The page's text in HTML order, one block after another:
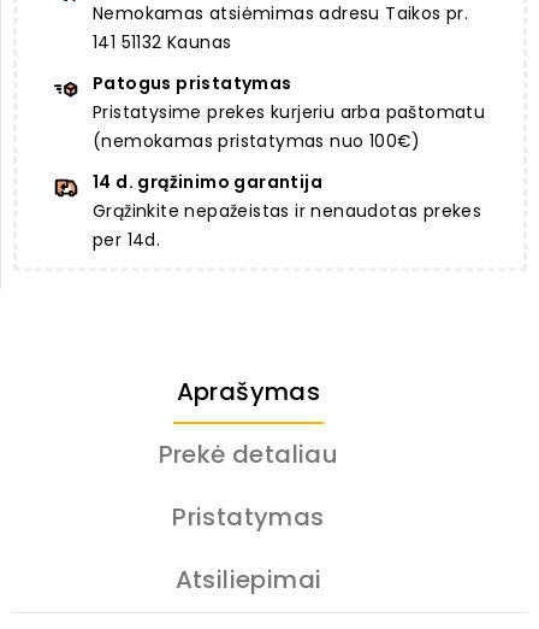
Nemokamas atsiėmimas adresu Taikos pr.
141 51132 Kaunas
Patogus pristatymas
Pristatysime prekes kurjeriu arba paštomatu
(nemokamas pristatymas nuo 100€)
14 d. grąžinimo garantija
Grąžinkite nepažeistas ir nenaudotas prekes
per 14d.
Aprašymas
Prekė detaliau
Pristatymas
Atsiliepimai